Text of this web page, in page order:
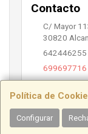
Política de
Configurar
Contacto
C/ Mayor
30820
642446255
699697716
Horario